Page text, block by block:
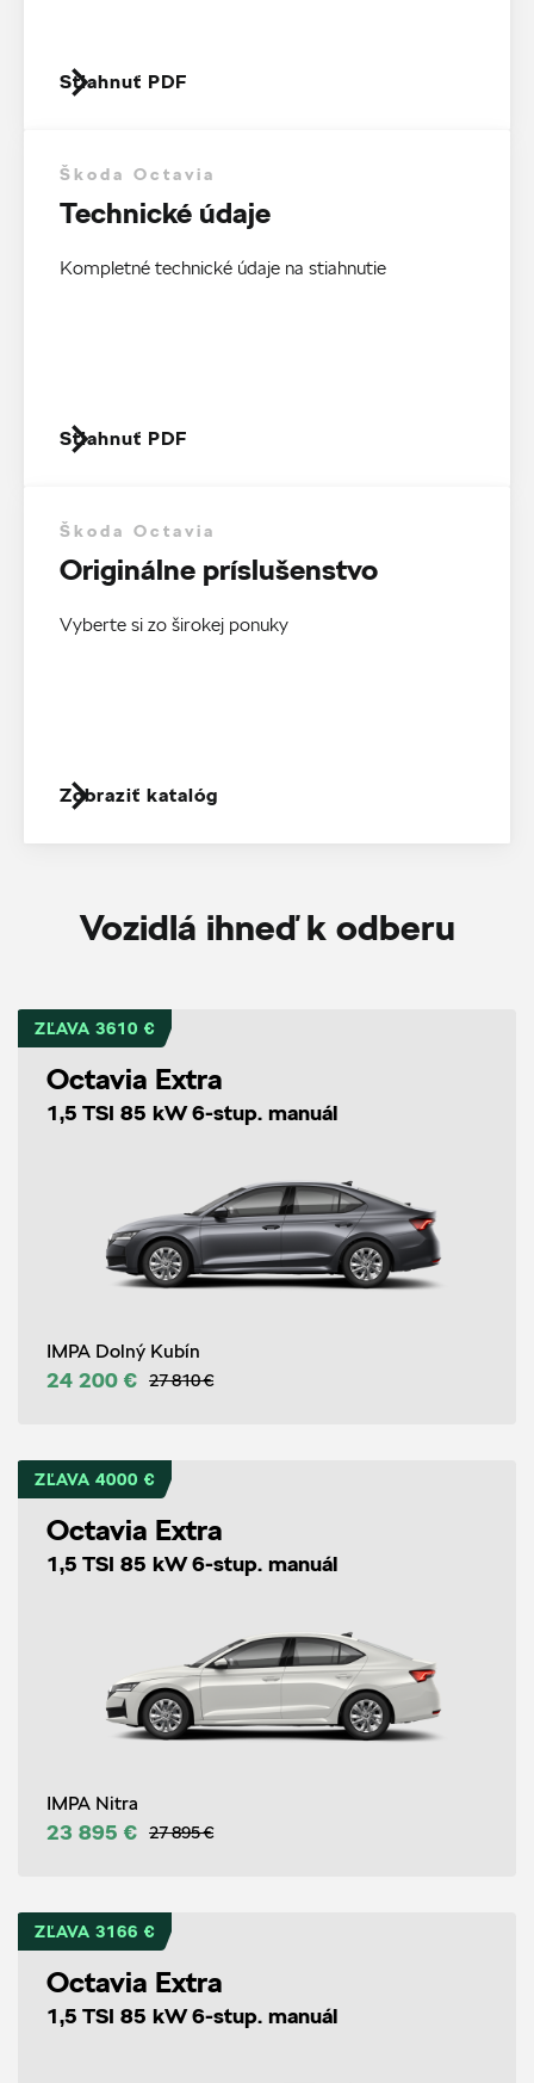
Stiahnuť PDF
Škoda Octavia
Technické údaje
Kompletné technické údaje na stiahnutie
Stiahnuť PDF
Škoda Octavia
Originálne príslušenstvo
Vyberte si zo širokej ponuky
Zobraziť katalóg
Vozidlá ihneď k odberu
ZĽAVA 3610 €
Octavia Extra
1,5 TSI 85 kW 6-stup. manuál
IMPA Dolný Kubín
24 200 € 27 810 €
ZĽAVA 4000 €
Octavia Extra
1,5 TSI 85 kW 6-stup. manuál
IMPA Nitra
23 895 € 27 895 €
ZĽAVA 3166 €
Octavia Extra
1,5 TSI 85 kW 6-stup. manuál